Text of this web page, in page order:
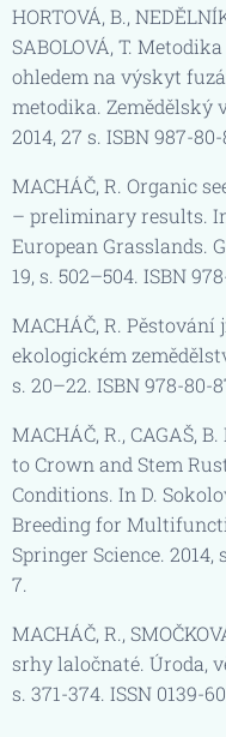
HORTOVÁ, B.,
SABOLOVÁ, T.
ohledem na výskyt
metodika. Zemědělský
2014, 27 s. ISBN 987-
MACHÁČ, R. Organic
– preliminary results.
European Grasslands.
19, s. 502–504. ISBN
MACHÁČ, R.
ekologickém
s. 20–22. ISBN 978-80-
MACHÁČ, R., CAGAŠ,
to Crown and Stem
Conditions. In D.
Breeding for
Springer Science. 2014,
7.
MACHÁČ, R.,
srhy laločnaté. Úroda,
s. 371-374. ISSN 0139-